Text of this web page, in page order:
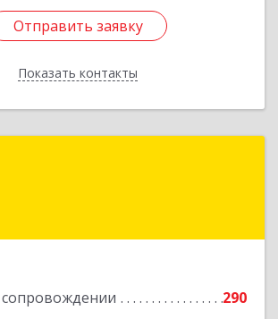
Отправить заявку
Показать контакты
Отправить заявку
Назад
290
обл, Таганрог г, Фрунзе ул,